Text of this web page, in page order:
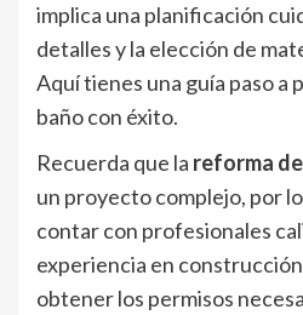
implica una planificación
detalles y la elección de
Aquí tienes una guía paso a
baño con éxito.
Recuerda que la reforma
un proyecto complejo, por
contar con profesionales
experiencia en
obtener los permisos